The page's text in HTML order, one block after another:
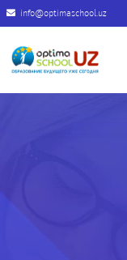
info@optimaschool.uz